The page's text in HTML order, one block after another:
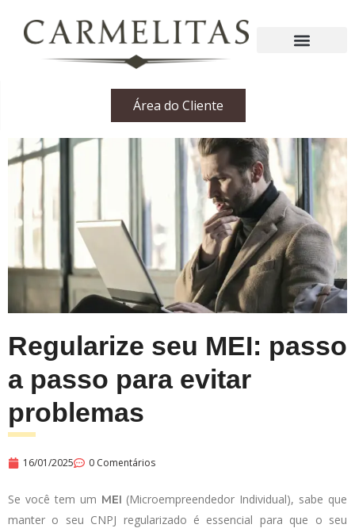
Área do Cliente
Regularize seu MEI: passo
a passo para evitar
problemas
16/01/2025 0 Comentários
Se você tem um MEI (Microempreendedor Individual), sabe que
manter o seu CNPJ regularizado é essencial para que o seu